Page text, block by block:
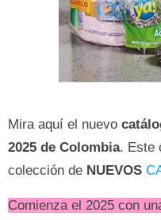
Mira aquí el nuevo
2025 de Colombia. Este
colección de NUEVOS
Comienza el 2025 con